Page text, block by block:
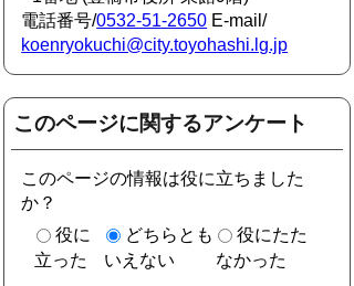
電話番号/0532-51-2650 E-mail/
koenryokuchi@city.toyohashi.lg.jp
このページに関するアンケート
このページの情報は役に立ちました
か？
役に
立った
どちらとも
いえない
役にたた
なかった